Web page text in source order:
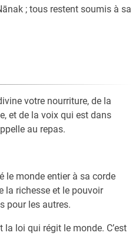
; tous restent soumis à sa
votre nourriture, de la
et de la voix qui est dans
au repas.
le monde entier à sa corde
la richesse et le pouvoir
pour les autres.
la loi qui régit le monde. C’est